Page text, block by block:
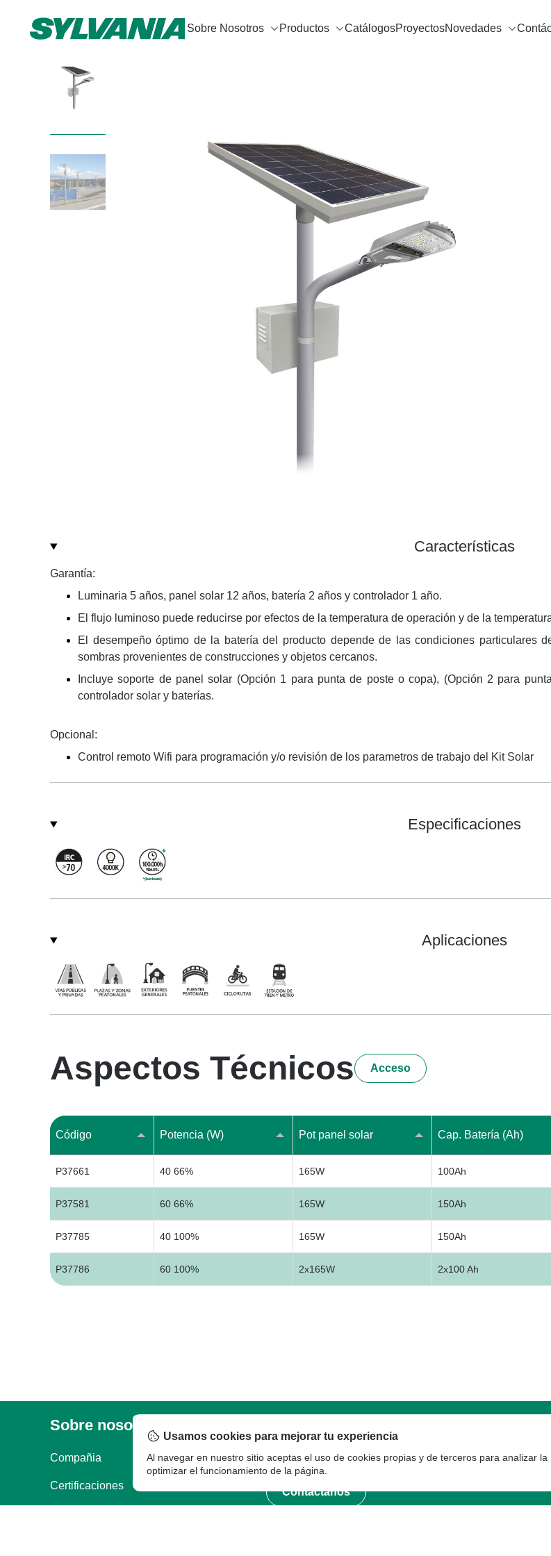
Sobre Nosotros Productos CatálogosProyectosNovedades
Características
Garantía:
Luminaria 5 años, panel solar 12 años, batería 2 años y controlador 1 año.
El flujo luminoso puede reducirse por efectos de la temperatura de operación y de la
El desempeño óptimo de la batería del producto depende de las condiciones particulares
sombras provenientes de construcciones y objetos cercanos.
Incluye soporte de panel solar (Opción 1 para punta de poste o copa), (Opción 2 para
controlador solar y baterías.
Opcional:
Control remoto Wifi para programación y/o revisión de los parametros de trabajo del Kit Solar
Especificaciones
Aplicaciones
Aspectos Técnicos Acceso
Código Potencia (W) Pot panel solar Cap. Batería (Ah)
P37661 40 66% 165W 100Ah
P37581 60 66% 165W 150Ah
P37785 40 100% 165W 150Ah
P37786 60 100% 2x165W 2x100 Ah
Sobre nosotros
Compañia
Certificaciones
Documentos Legales Garantia
Contáctanos
Usamos cookies para mejorar tu experiencia
Al navegar en nuestro sitio aceptas el uso de cookies propias y de terceros para analizar
optimizar el funcionamiento de la página.